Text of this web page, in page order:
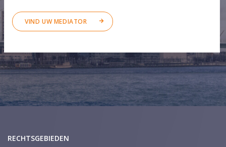
VIND UW MEDIATOR
RECHTSGEBIEDEN